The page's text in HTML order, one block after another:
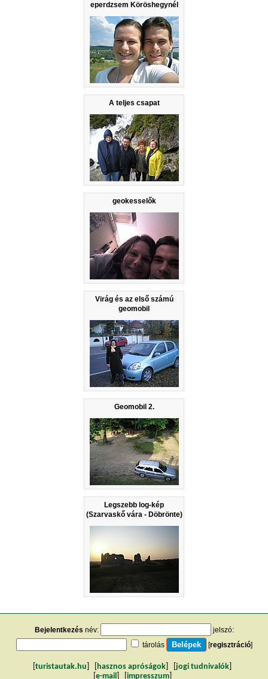
eperdzsem Köröshegynél
A teljes csapat
geokesselők
Virág és az első számú
geomobil
Geomobil 2.
Legszebb log-kép
(Szarvaskő vára - Döbrönte)
Bejelentkezés név:
jelszó:
tárolás
[regisztráció]
turistautak.hu hasznos apróságok jogi tudnivalók
e-mail impresszum]